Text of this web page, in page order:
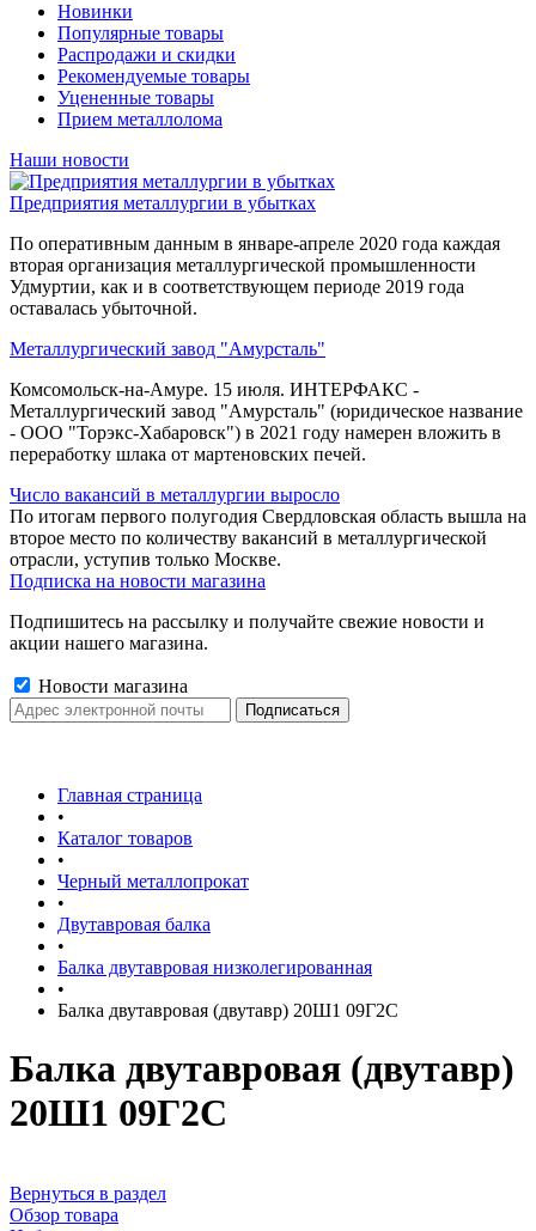
Новинки
Популярные товары
Распродажи и скидки
Рекомендуемые товары
Уцененные товары
Прием металлолома
Наши новости
Предприятия металлургии в убытках
По оперативным данным в январе-апреле 2020 года каждая
вторая организация металлургической промышленности
Удмуртии, как и в соответствующем периоде 2019 года
оставалась убыточной.
Металлургический завод "Амурсталь"
Комсомольск-на-Амуре. 15 июля. ИНТЕРФАКС -
Металлургический завод "Амурсталь" (юридическое название
- ООО "Торэкс-Хабаровск") в 2021 году намерен вложить в
переработку шлака от мартеновских печей.
Число вакансий в металлургии выросло
По итогам первого полугодия Свердловская область вышла на
второе место по количеству вакансий в металлургической
отрасли, уступив только Москве.
Подписка на новости магазина
Подпишитесь на рассылку и получайте свежие новости и
акции нашего магазина.
Новости магазина
Главная страница
•
Каталог товаров
•
Черный металлопрокат
•
Двутавровая балка
•
Балка двутавровая низколегированная
•
Балка двутавровая (двутавр) 20Ш1 09Г2С
Балка двутавровая (двутавр)
20Ш1 09Г2С
Вернуться в раздел
Обзор товара